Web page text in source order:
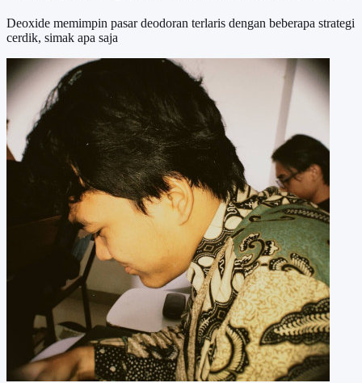
Deoxide memimpin pasar deodoran terlaris dengan beberapa strategi
cerdik, simak apa saja